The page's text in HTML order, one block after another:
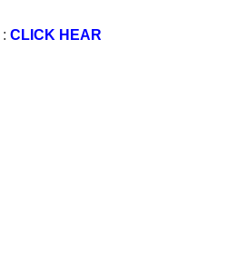
: CLICK HEAR